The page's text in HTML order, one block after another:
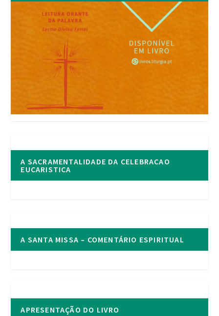
A SACRAMENTALIDADE DA CELEBRACAO
EUCARISTICA
A SANTA MISSA – COMENTÁRIO ESPIRITUAL
APRESENTAÇÃO DO LIVRO